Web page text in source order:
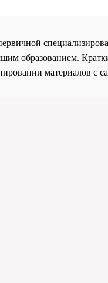
образованием.
материалов с